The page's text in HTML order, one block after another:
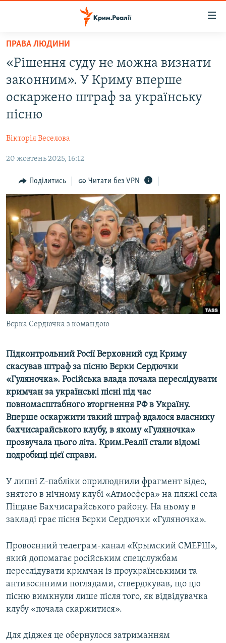
Перейти
основного
матеріалу
до
основної
Перейти
до
ПОЛІТИКА
ПОГЛЯД
ІНТЕРВ'Ю
ВСЕ ЗА ДЕНЬ
СПЕЦПРОЕКТИ
ДЕПОРТАЦІЯ
ВІДЕОУРОКИ «ELIFBE»
СВІДЧЕННЯ ОКУПАЦІЇ
УКРАЇНСЬКА ПРОБЛЕМА КРИМУ
ІНФОГРАФІКА
ЯК ОБІЙТИ БЛОКУВАННЯ
Русский
Qırımtatar
ДОЛУЧАЙСЯ!
ПРАВА ЛЮДИНИ
«Рішення суду не можна визнати
законним». У Криму вперше
оскаржено штраф за українську
пісню
Вікторія Веселова
20 жовтень 2025, 16:12
Поділитись Читати без VPN
Вєрка Сердючка з командою
Підконтрольний Росії Верховний суд Криму
скасував штраф за пісню Вєрки Сердючки
«Гуляночка». Російська влада почала переслідувати
кримчан за українські пісні під час
повномасштабного вторгнення РФ в Україну.
Вперше оскаржити такий штраф вдалося власнику
бахчисарайського клубу, в якому «Гуляночка»
прозвучала цього літа. Крим.Реалії стали відомі
подробиці цієї справи.
У липні Z-пабліки оприлюднили фрагмент відео,
знятого в нічному клубі «Атмосфера» на пляжі села
Піщане Бахчисарайського району. На ньому в
закладі грає пісня Вєрки Сердючки «Гуляночка».
Провоєнний телеграм-канал «Крымский СМЕРШ»,
який допомагає російським спецслужбам
переслідувати кримчан із проукраїнськими та
антивоєнними поглядами, стверджував, що цю
пісню вимкнули лише після того, як відвідувачка
клубу «почала скаржитися».
Для діджея це обернулося затриманням